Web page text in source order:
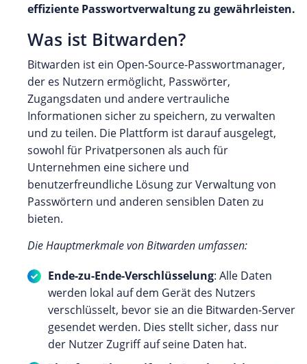
effiziente Passwortverwaltung zu gewährleisten.
Was ist Bitwarden?
Bitwarden ist ein Open-Source-Passwortmanager,
der es Nutzern ermöglicht, Passwörter,
Zugangsdaten und andere vertrauliche
Informationen sicher zu speichern, zu verwalten
und zu teilen. Die Plattform ist darauf ausgelegt,
sowohl für Privatpersonen als auch für
Unternehmen eine sichere und
benutzerfreundliche Lösung zur Verwaltung von
Passwörtern und anderen sensiblen Daten zu
bieten.
Die Hauptmerkmale von Bitwarden umfassen:
Ende-zu-Ende-Verschlüsselung: Alle Daten
werden lokal auf dem Gerät des Nutzers
verschlüsselt, bevor sie an die Bitwarden-Server
gesendet werden. Dies stellt sicher, dass nur
der Nutzer Zugriff auf seine Daten hat.